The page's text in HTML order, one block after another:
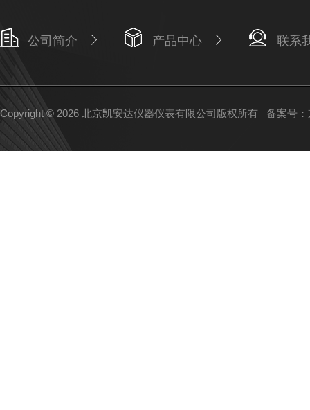
公司简介 产品中心 联系
Copyright © 2026 北京凯安达仪器仪表有限公司版权所有 备案号